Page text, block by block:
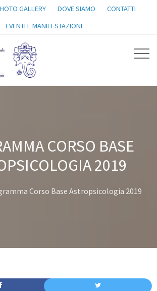
GALLERY DOVE SIAMO
CONTATTI
EVENTI E MANIFESTAZIONI
CORSO BASE
2019
Corso Base Astropsicologia 2019